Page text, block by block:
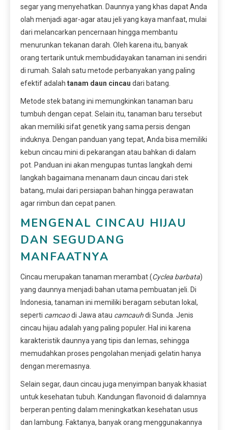
segar yang menyehatkan. Daunnya yang khas dapat Anda
olah menjadi agar-agar atau jeli yang kaya manfaat, mulai
dari melancarkan pencernaan hingga membantu
menurunkan tekanan darah. Oleh karena itu, banyak
orang tertarik untuk membudidayakan tanaman ini sendiri
di rumah. Salah satu metode perbanyakan yang paling
efektif adalah tanam daun cincau dari batang.
Metode stek batang ini memungkinkan tanaman baru
tumbuh dengan cepat. Selain itu, tanaman baru tersebut
akan memiliki sifat genetik yang sama persis dengan
induknya. Dengan panduan yang tepat, Anda bisa memiliki
kebun cincau mini di pekarangan atau bahkan di dalam
pot. Panduan ini akan mengupas tuntas langkah demi
langkah bagaimana menanam daun cincau dari stek
batang, mulai dari persiapan bahan hingga perawatan
agar rimbun dan cepat panen.
MENGENAL CINCAU HIJAU
DAN SEGUDANG
MANFAATNYA
Cincau merupakan tanaman merambat (Cyclea barbata)
yang daunnya menjadi bahan utama pembuatan jeli. Di
Indonesia, tanaman ini memiliki beragam sebutan lokal,
seperti camcaodi Jawa atau camcauhdi Sunda. Jenis
cincau hijau adalah yang paling populer. Hal ini karena
karakteristik daunnya yang tipis dan lemas, sehingga
memudahkan proses pengolahan menjadi gelatin hanya
dengan meremasnya.
Selain segar, daun cincau juga menyimpan banyak khasiat
untuk kesehatan tubuh. Kandungan flavonoid di dalamnya
berperan penting dalam meningkatkan kesehatan usus
dan lambung. Faktanya, banyak orang menggunakannya